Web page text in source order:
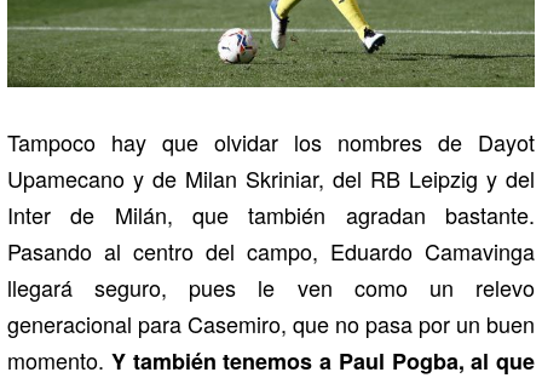
Tampoco hay que olvidar los nombres de Dayot
Upamecano y de Milan Skriniar, del RB Leipzig y del
Inter de Milán, que también agradan bastante.
Pasando al centro del campo, Eduardo Camavinga
llegará seguro, pues le ven como un relevo
generacional para Casemiro, que no pasa por un buen
momento. Y también tenemos a Paul Pogba, al que